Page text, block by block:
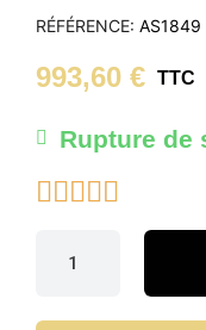
RÉFÉRENCE AS1849
993,60 € TTC
Rupture de
    